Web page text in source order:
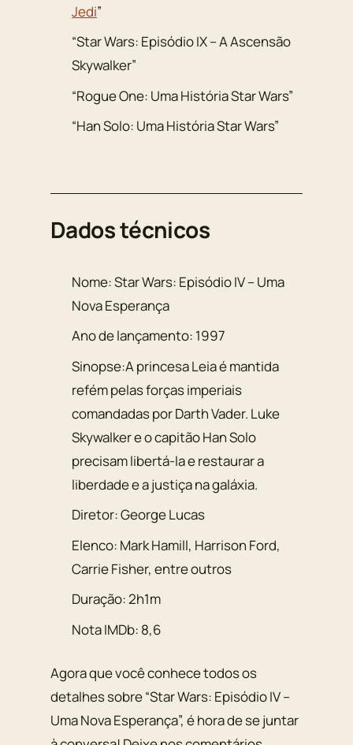
Jedi”
“Star Wars: Episódio IX – A Ascensão
Skywalker”
“Rogue One: Uma História Star Wars”
“Han Solo: Uma História Star Wars”
Dados técnicos
Nome: Star Wars: Episódio IV – Uma
Nova Esperança
Ano de lançamento: 1997
Sinopse:A princesa Leia é mantida
refém pelas forças imperiais
comandadas por Darth Vader. Luke
Skywalker e o capitão Han Solo
precisam libertá-la e restaurar a
liberdade e a justiça na galáxia.
Diretor: George Lucas
Elenco: Mark Hamill, Harrison Ford,
Carrie Fisher, entre outros
Duração: 2h1m
Nota IMDb: 8,6
Agora que você conhece todos os
detalhes sobre “Star Wars: Episódio IV –
Uma Nova Esperança”, é hora de se juntar